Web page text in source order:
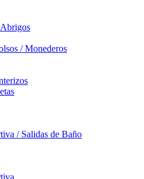
/ Monederos
/ Salidas de Baño